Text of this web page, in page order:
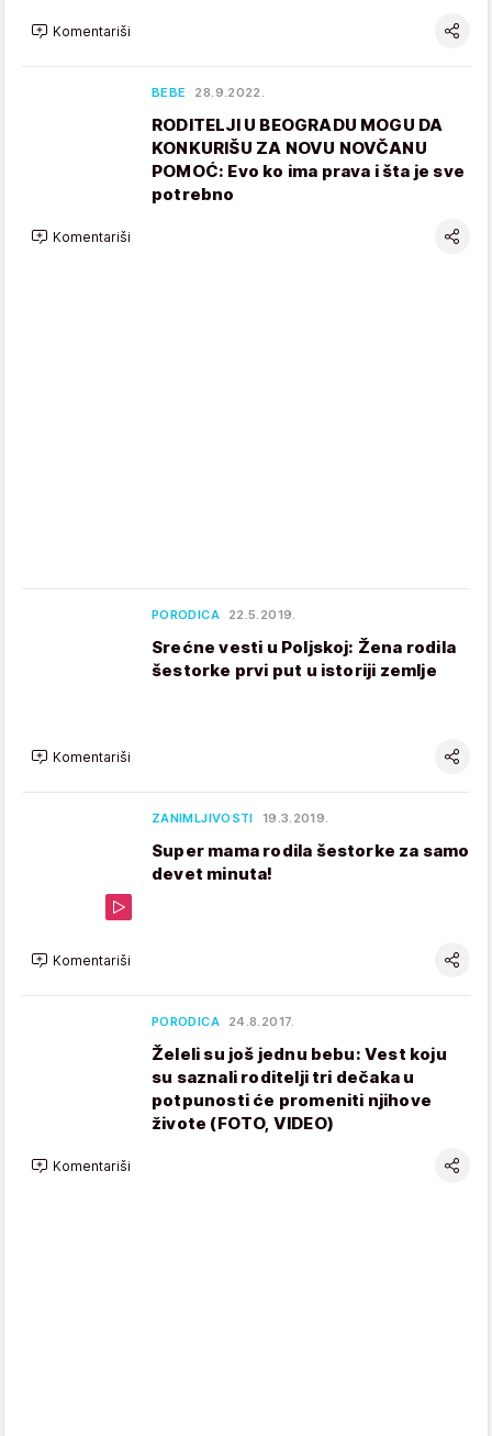
Komentariši
BEBE 28.9.2022.
RODITELJI U BEOGRADU MOGU DA
KONKURIŠU ZA NOVU NOVČANU
POMOĆ: Evo ko ima prava i šta je sve
potrebno
Komentariši
PORODICA 22.5.2019.
Srećne vesti u Poljskoj: Žena rodila
šestorke prvi put u istoriji zemlje
Komentariši
ZANIMLJIVOSTI 19.3.2019.
Super mama rodila šestorke za samo
devet minuta!
Komentariši
PORODICA 24.8.2017.
Želeli su još jednu bebu: Vest koju
su saznali roditelji tri dečaka u
potpunosti će promeniti njihove
živote (FOTO, VIDEO)
Komentariši